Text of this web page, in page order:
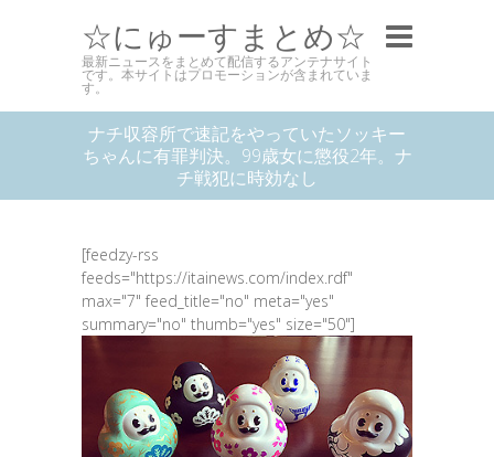
☆にゅーすまとめ☆
最新ニュースをまとめて配信するアンテナサイト
です。本サイトはプロモーションが含まれていま
す。
ナチ収容所で速記をやっていたソッキー
ちゃんに有罪判決。99歳女に懲役2年。ナ
チ戦犯に時効なし
[feedzy-rss
feeds="https://itainews.com/index.rdf"
max="7" feed_title="no" meta="yes"
summary="no" thumb="yes" size="50"]